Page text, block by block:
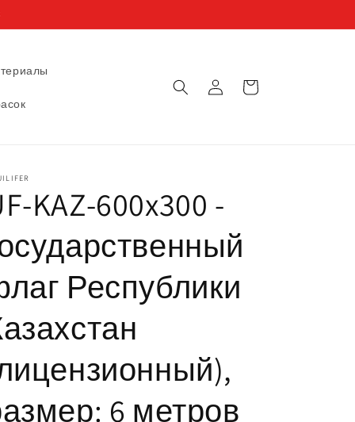
Войти Корзина
KAZ-600x300 -
Республики
6 метров